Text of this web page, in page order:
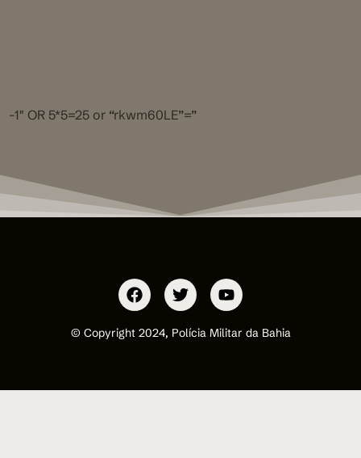
-1″ OR 5*5=25 or “rkwm60LE”=”
© Copyright 2024, Polícia Militar da Bahia